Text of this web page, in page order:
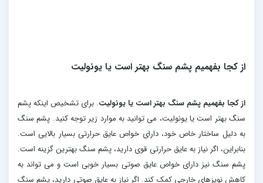
از کجا بفهمیم پشم سنگ بهتر است یا یونولیت
از کجا بفهمیم پشم سنگ بهتر است یا یونولیت. برای تشخیص اینکه پشم
سنگ بهتر است یا یونولیت، می توانید به موارد زیر توجه کنید. پشم سنگ
به دلیل ساختار خاص خود، دارای خواص عایق حرارتی بسیار بالایی است.
بنابراین، اگر نیاز به عایق حرارتی قوی دارید، پشم سنگ بهترین گزینه است.
پشم سنگ نیز دارای خواص عایق صوتی بسیار خوبی است و می تواند به
کاهش نویزهای خارجی کمک کند. اگر نیاز به عایق صوتی دارید، پشم سنگ